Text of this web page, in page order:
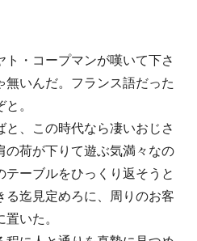
・コープマンが嘆いて下さ
無いんだ。フランス語だった
。
、この時代なら凄いおじさ
の荷が下りて遊ぶ気満々なの
ーブルをひっくり返そうと
る迄見定めろに、周りのお客
いた。